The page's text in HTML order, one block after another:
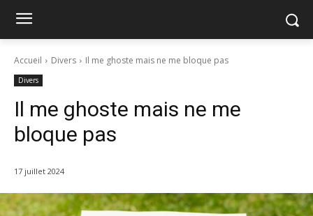
Accueil Divers Il me ghoste mais ne me bloque pas
Divers
Il me ghoste mais ne me
bloque pas
17 juillet 2024